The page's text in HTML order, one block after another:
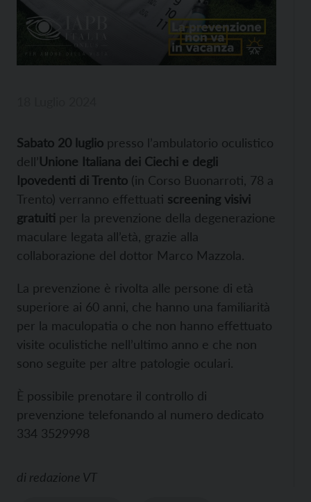
Sabato 20 luglio presso l’ambulatorio oculistico
dell’Unione Italiana dei Ciechi e degli
Ipovedenti di Trento (in Corso Buonarroti, 78 a
Trento) verranno effettuati screening visivi
gratuiti per la prevenzione della degenerazione
maculare legata all’età, grazie alla
collaborazione del dottor Marco Mazzola.
La prevenzione è rivolta alle persone di età
superiore ai 60 anni, che hanno una familiarità
per la maculopatia o che non hanno effettuato
visite oculistiche nell’ultimo anno e che non
sono seguite per altre patologie oculari.
È possibile prenotare il controllo di
prevenzione telefonando al numero dedicato
334 3529998
di redazione VT